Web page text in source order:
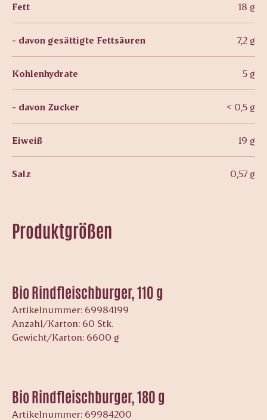
Fett 18 g
- davon gesättigte Fettsäuren 7,2 g
Kohlenhydrate 5 g
- davon Zucker < 0,5 g
Eiweiß 19 g
Salz 0,57 g
Produktgrößen
Bio Rindfleischburger, 110 g
Artikelnummer: 69984199
Anzahl/Karton: 60 Stk.
Gewicht/Karton: 6600 g
Bio Rindfleischburger, 180 g
Artikelnummer: 69984200